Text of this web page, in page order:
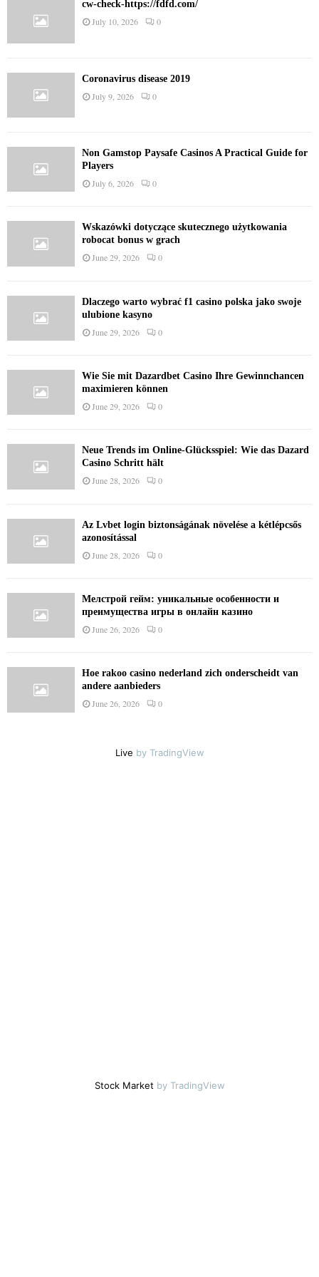
cw-check-https://fdfd.com/
July 10, 2026 0
Coronavirus disease 2019
July 9, 2026 0
Non Gamstop Paysafe Casinos A Practical Guide for
Players
July 6, 2026 0
Wskazówki dotyczące skutecznego użytkowania
robocat bonus w grach
June 29, 2026 0
Dlaczego warto wybrać f1 casino polska jako swoje
ulubione kasyno
June 29, 2026 0
Wie Sie mit Dazardbet Casino Ihre Gewinnchancen
maximieren können
June 29, 2026 0
Neue Trends im Online-Glücksspiel: Wie das Dazard
Casino Schritt hält
June 28, 2026 0
Az Lvbet login biztonságának növelése a kétlépcsős
azonosítással
June 28, 2026 0
Мелстрой гейм: уникальные особенности и
преимущества игры в онлайн казино
June 26, 2026 0
Hoe rakoo casino nederland zich onderscheidt van
andere aanbieders
June 26, 2026 0
Live by TradingView
Stock Market by TradingView